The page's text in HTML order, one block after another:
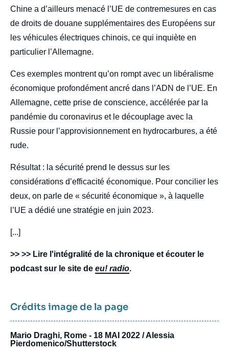
Chine a d’ailleurs menacé l’UE de contremesures en cas
de droits de douane supplémentaires des Européens sur
les véhicules électriques chinois, ce qui inquiète en
particulier l’Allemagne.
Ces exemples montrent qu’on rompt avec un libéralisme
économique profondément ancré dans l’ADN de l’UE. En
Allemagne, cette prise de conscience, accélérée par la
pandémie du coronavirus et le découplage avec la
Russie pour l’approvisionnement en hydrocarbures, a été
rude.
Résultat : la sécurité prend le dessus sur les
considérations d’efficacité économique. Pour concilier les
deux, on parle de « sécurité économique », à laquelle
l’UE a dédié une stratégie en juin 2023.
[...]
>> >> Lire l'intégralité de la chronique et écouter le
podcast sur le site de eu! radio.
Crédits image de la page
Mario Draghi, Rome - 18 MAI 2022 / Alessia
Pierdomenico/Shutterstock